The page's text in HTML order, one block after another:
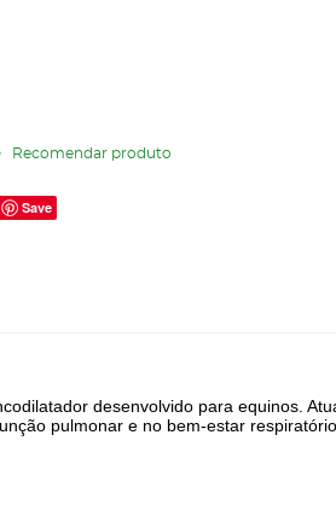
Recomendar produto
Save
desenvolvido para equinos.
pulmonar e no bem-estar